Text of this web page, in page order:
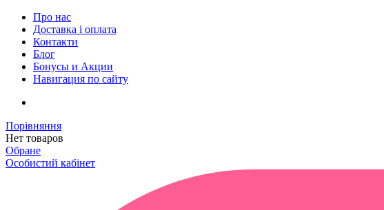
Про нас
Доставка і оплата
Контакти
Блог
Бонусы и Акции
Навигация по сайту
Порівняння
Нет товаров
Обране
Особистий кабінет